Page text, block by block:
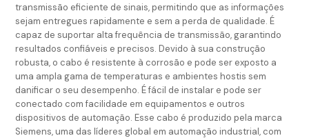
transmissão eficiente de sinais, permitindo que as informações
sejam entregues rapidamente e sem a perda de qualidade. É
capaz de suportar alta frequência de transmissão, garantindo
resultados confiáveis e precisos. Devido à sua construção
robusta, o cabo é resistente à corrosão e pode ser exposto a
uma ampla gama de temperaturas e ambientes hostis sem
danificar o seu desempenho. É fácil de instalar e pode ser
conectado com facilidade em equipamentos e outros
dispositivos de automação. Esse cabo é produzido pela marca
Siemens, uma das líderes global em automação industrial, com